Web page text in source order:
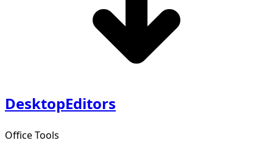
DesktopEditors
Office Tools